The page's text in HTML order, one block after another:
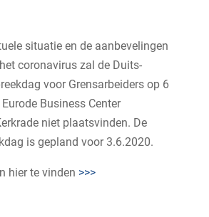
situatie en de aanbevelingen
coronavirus zal de Duits-
voor Grensarbeiders op 6
Business Center
niet plaatsvinden. De
is gepland voor 3.6.2020.
hier te vinden >>>